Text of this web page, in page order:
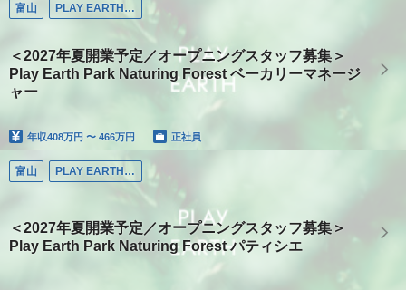
富山 PLAY EARTH PARK
＜2027年夏開業予定／オープニングスタッフ募集＞
Play Earth Park Naturing Forest ベーカリーマネージ
ャー
年収408万円 〜 466万円 正社員
富山 PLAY EARTH PARK
＜2027年夏開業予定／オープニングスタッフ募集＞
Play Earth Park Naturing Forest パティシエ